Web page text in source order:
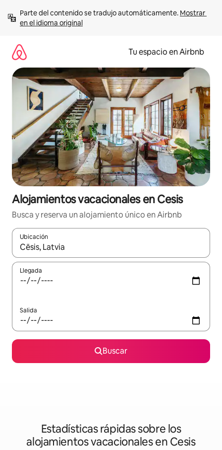
contenido
Parte del contenido se tradujo automáticamente. Mostrar
en el idioma original
Tu espacio en Airbnb
Alojamientos vacacionales en Cesis
Busca y reserva un alojamiento único en Airbnb
Ubicación
Cuando los resultados estén disponibles, podrás navegar
Llegada
Salida
Buscar
Estadísticas rápidas sobre los
alojamientos vacacionales en Cesis